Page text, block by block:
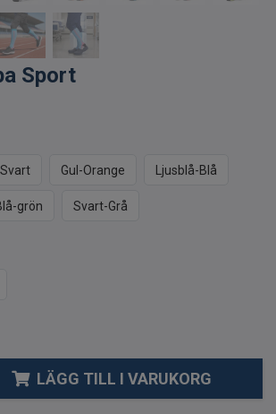
Sport
Gul-Orange Ljusblå-Blå
grön Svart-Grå
LÄGG TILL I VARUKORG